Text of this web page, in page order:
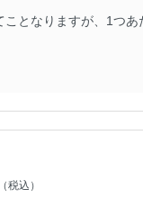
となりますが、1つ
税込）